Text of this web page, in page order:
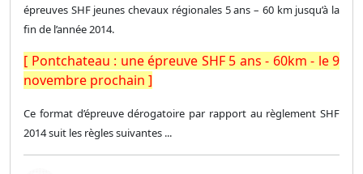
épreuves SHF jeunes chevaux régionales 5 ans – 60 km jusqu’à la
fin de l’année 2014.
[ Pontchateau : une épreuve SHF 5 ans - 60km - le 9
novembre prochain ]
Ce format d’épreuve dérogatoire par rapport au règlement SHF
2014 suit les règles suivantes ...